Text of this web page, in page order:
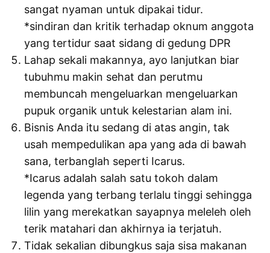
sangat nyaman untuk dipakai tidur.
*sindiran dan kritik terhadap oknum anggota
yang tertidur saat sidang di gedung DPR
Lahap sekali makannya, ayo lanjutkan biar
tubuhmu makin sehat dan perutmu
membuncah mengeluarkan mengeluarkan
pupuk organik untuk kelestarian alam ini.
Bisnis Anda itu sedang di atas angin, tak
usah mempedulikan apa yang ada di bawah
sana, terbanglah seperti Icarus.
*Icarus adalah salah satu tokoh dalam
legenda yang terbang terlalu tinggi sehingga
lilin yang merekatkan sayapnya meleleh oleh
terik matahari dan akhirnya ia terjatuh.
Tidak sekalian dibungkus saja sisa makanan